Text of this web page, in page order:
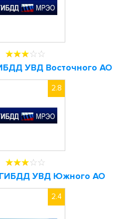
УВД Восточного АО
2.8
УВД Южного АО
2.4